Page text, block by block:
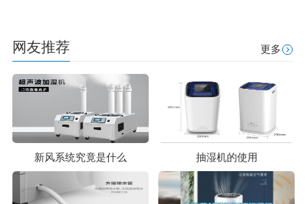
网友推荐 更多
新风系统究竟是什么 抽湿机的使用